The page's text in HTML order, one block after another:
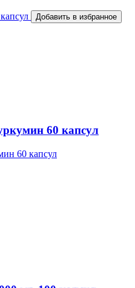
Добавить в избранное
60 капсул